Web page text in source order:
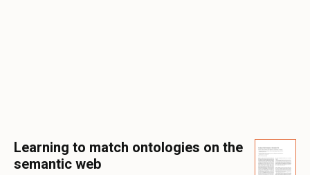
Learning to match ontologies on the
semantic web